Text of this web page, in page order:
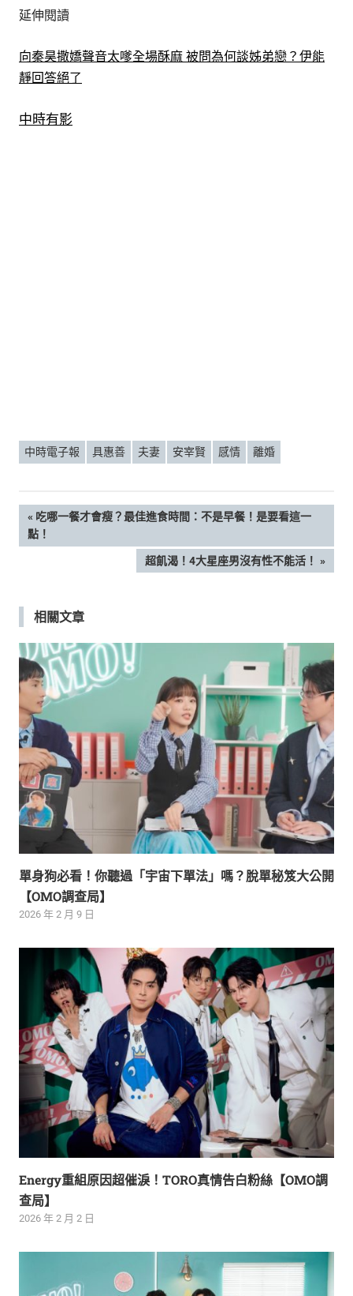
延伸閱讀
向秦昊撒嬌聲音太嗲全場酥麻 被問為何談姊弟戀？伊能
靜回答絕了
中時有影
中時電子報 具惠善 夫妻 安宰賢 感情 離婚
文
覽
PREVIOUS
POST:
吃哪一餐才會瘦？最佳進食時間：不是早餐！是要看這一
點！
NEXT
超飢渴！4大星座男沒有性不能活！
相關文章
單身狗必看！你聽過「宇宙下單法」嗎？脫單秘笈大公開
【OMO調查局】
2026 年 2 月 9 日
Energy重組原因超催淚！TORO真情告白粉絲【OMO調
查局】
2026 年 2 月 2 日